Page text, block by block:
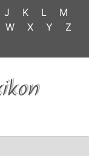
J K L
M
W X Y Z